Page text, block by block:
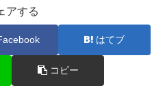
アする
はてブ
コピー